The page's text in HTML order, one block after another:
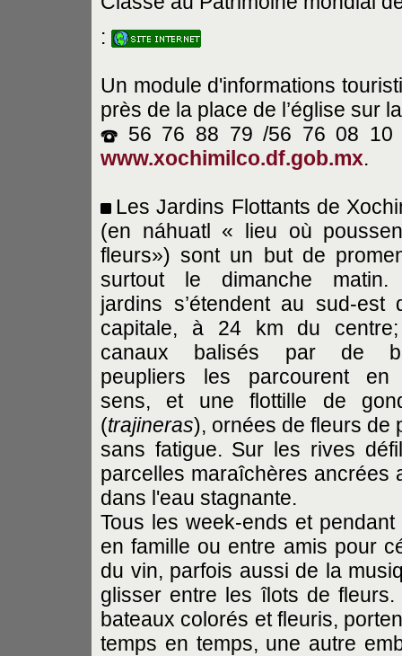
:
Un module d'informations
près de la place de l’église sur
56 76 88 79 /56 76 08
www.xochimilco.df.gob.mx.
Les Jardins Flottants de
(en náhuatl « lieu où
fleurs») sont un but de
surtout le dimanche matin.
jardins s’étendent au sud-est
capitale, à 24 km du
canaux balisés par de
peupliers les parcourent en
sens, et une flottille de
(trajineras), ornées de fleurs de
sans fatigue. Sur les rives
parcelles maraîchères ancrées
dans l'eau stagnante.
Tous les week-ends et
en famille ou entre amis pour
du vin, parfois aussi de la
glisser entre les îlots de
bateaux colorés et fleuris,
temps en temps, une autre